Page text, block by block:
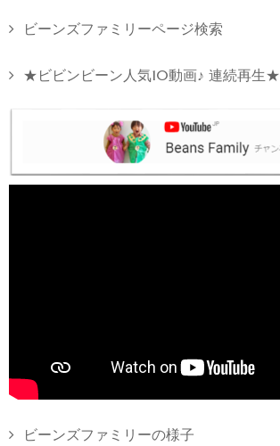
ビーンズファミリーページ検索
★ビビンビーン人気10動画♪ 連続再生★
ビーンズファミリーの様子